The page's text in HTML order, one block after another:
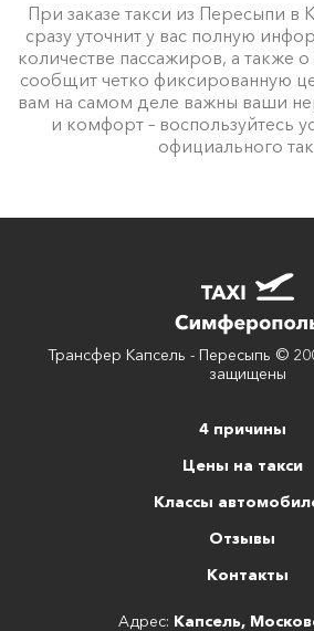
При заказе такси из Пересыпи в
сразу уточнит у вас полную
количестве пассажиров, а также
сообщит четко фиксированную
вам на самом деле важны ваши
и комфорт – воспользуйтесь
официального
Трансфер Капсель - Пересыпь ©
защищены
4 причины
Цены на такси
Классы
Отзывы
Контакты
Адрес: Капсель,